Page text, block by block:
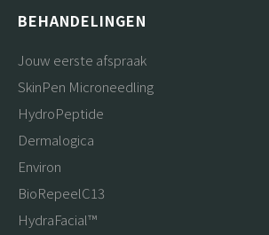
BEHANDELINGEN
Jouw eerste afspraak
SkinPen Microneedling
HydroPeptide
Dermalogica
Environ
BioRepeelC13
HydraFacial™